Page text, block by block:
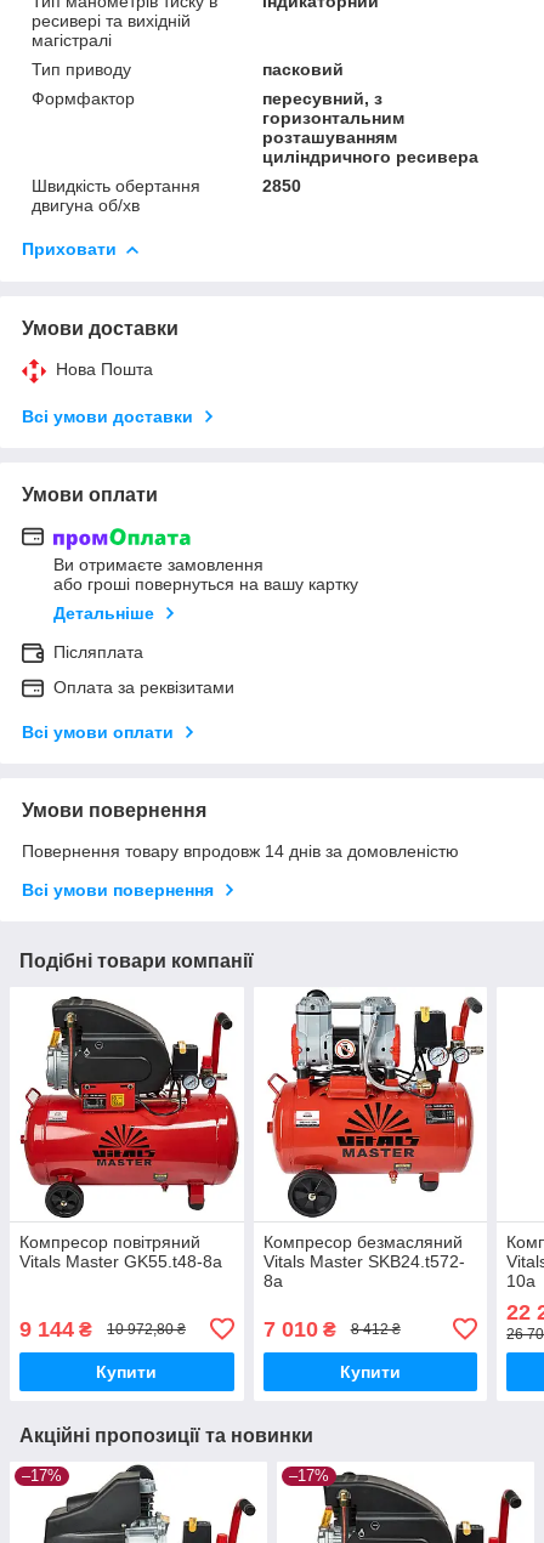
ресивері та вихідній
магістралі
Тип приводу
пасковий
Формфактор
пересувний, з
горизонтальним
розташуванням
циліндричного ресивера
Швидкість обертання
двигуна об/хв
2850
Приховати
Умови доставки
Нова Пошта
Всі умови доставки
Умови оплати
Ви отримаєте замовлення
або гроші повернуться на вашу картку
Детальніше
Післяплата
Оплата за реквізитами
Всі умови оплати
Умови повернення
Повернення товару впродовж 14 днів за домовленістю
Всі умови повернення
Подібні товари компанії
Компресор повітряний
Vitals Master GK55.t48-8a
9 144 ₴ 10 972,80 ₴
Купити
Компресор безмасляний
Vitals Master SKB24.t572-
8a
7 010₴ 8 412 ₴
Купити
10a
22
26
Акційні пропозиції та новинки
–17% –17%